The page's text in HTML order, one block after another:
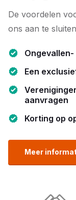
De voordelen
ons aan te
Een
aanvragen
Korting op
Meer